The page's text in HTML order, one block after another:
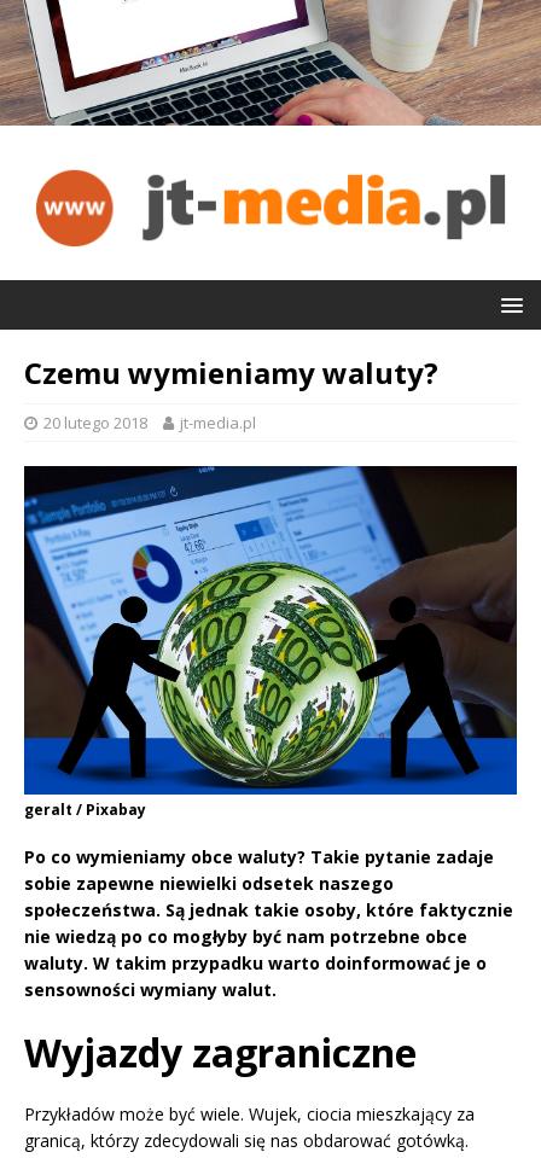
Czemu wymieniamy waluty?
20 lutego 2018 jt-media.pl
geralt / Pixabay
Po co wymieniamy obce waluty? Takie pytanie zadaje
sobie zapewne niewielki odsetek naszego
społeczeństwa. Są jednak takie osoby, które faktycznie
nie wiedzą po co mogłyby być nam potrzebne obce
waluty. W takim przypadku warto doinformować je o
sensowności wymiany walut.
Wyjazdy zagraniczne
Przykładów może być wiele. Wujek, ciocia mieszkający za
granicą, którzy zdecydowali się nas obdarować gotówką.